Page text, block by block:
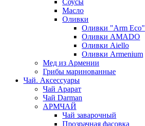
Соусы
Масло
Оливки
Оливки "Arm Eco"
Оливки AMADO
Оливки Aiello
Оливки Armenium
Мед из Армении
Грибы маринованные
Чай. Аксессуары
Чай Арарат
Чай Darman
АРМЧАЙ
Чай заварочный
Прозрачная фасовка